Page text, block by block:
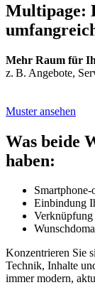
Multipage:
Mehr Raum für
z. B. Angebote,
Muster ansehen
Was beide
haben:
Einbindung
Konzentrieren Sie
Technik, Inhalte
immer modern,